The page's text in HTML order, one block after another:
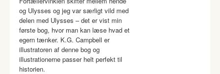
og Ulysses og jeg var særligt vild med
delen med Ulysses – det er vist min
første bog, hvor man kan læse hvad et
egern tænker. K.G. Campbell er
illustratoren af denne bog og
illustrationerne passer helt perfekt til
historien.